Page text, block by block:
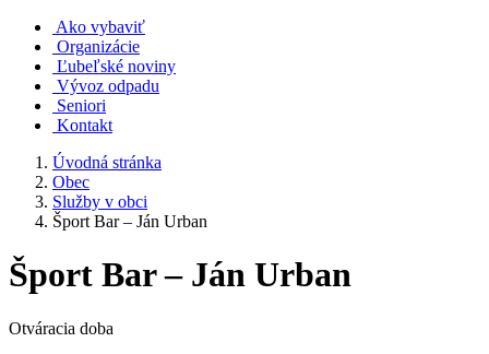
Ako vybaviť
Organizácie
Ľubeľské noviny
Vývoz odpadu
Seniori
Kontakt
Úvodná stránka
Obec
Služby v obci
Šport Bar – Ján Urban
Šport Bar – Ján Urban
Otváracia doba